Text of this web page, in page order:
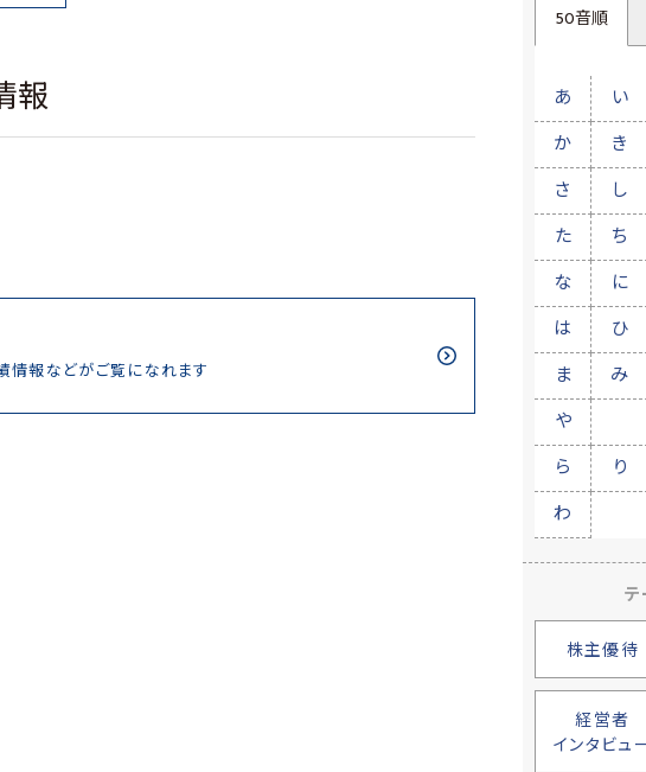
報
情報などがご覧になれます
50音順
あ い
か き
さ し
た ち
な に
は ひ
ま み
や
ら り
わ
テ
株主優待
経営者
インタビュ